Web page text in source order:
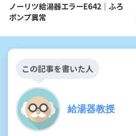
ノーリツ給湯器エラーE642｜ふろ
ポンプ異常
この記事を書いた人
給湯器教授